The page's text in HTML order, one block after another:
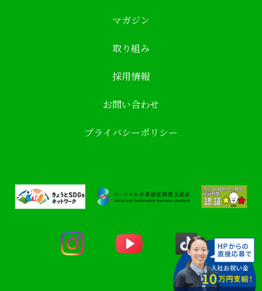
マガジン
取り組み
採用情報
お問い合わせ
プライバシーポリシー